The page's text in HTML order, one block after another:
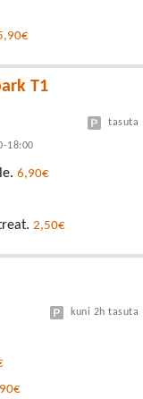
T1
18:00
tasuta
6,90€
2,50€
kuni 2h tasuta